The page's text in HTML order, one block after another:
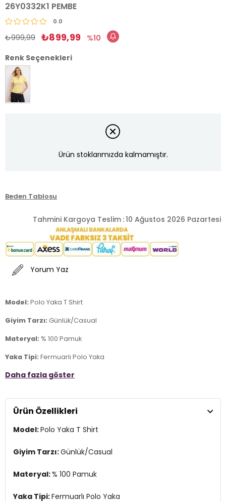
26Y0332K1 PEMBE
0.0
₺999,99 ₺899,99
10
Renk Seçenekleri
Ürün stoklarımızda kalmamıştır.
Beden Tablosu
Tahmini Kargoya Teslim :10 Ağustos 2026 Pazartesi
Yorum Yaz
Model: Polo Yaka T Shirt
Giyim Tarzı: Günlük/Casual
Materyal: % 100 Pamuk
Yaka Tipi: Fermuarlı Polo Yaka
Kol Tipi:Kısa Kol
Boy:Standart
Kalıp Bilgisi: Normal Kalıp
Yaş Grubu: Yetişkin
2DY26Y0332K1.36
Daha fazla göster
Ürün Özellikleri
Model:Polo Yaka T Shirt
Giyim Tarzı:Günlük/Casual
Materyal:% 100 Pamuk
Yaka Tipi:Fermuarlı Polo Yaka